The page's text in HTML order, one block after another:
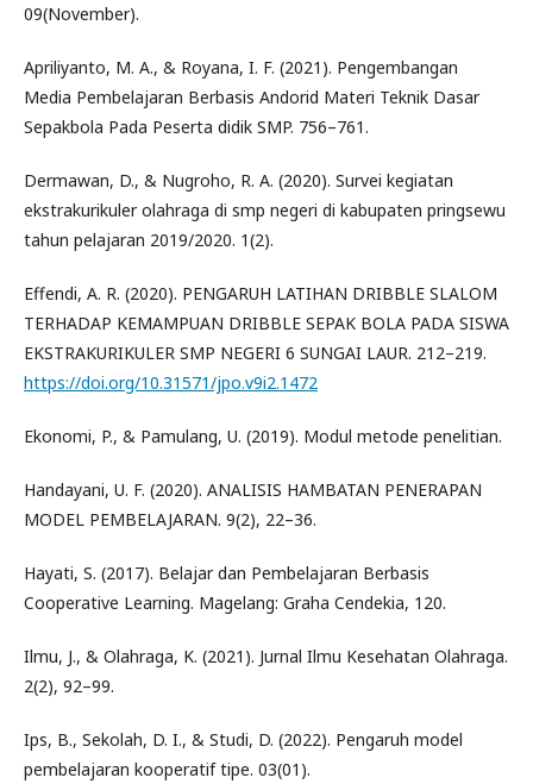
09(November).
Apriliyanto, M. A., & Royana, I. F. (2021). Pengembangan
Media Pembelajaran Berbasis Andorid Materi Teknik Dasar
Sepakbola Pada Peserta didik SMP. 756–761.
Dermawan, D., & Nugroho, R. A. (2020). Survei kegiatan
ekstrakurikuler olahraga di smp negeri di kabupaten pringsewu
tahun pelajaran 2019/2020. 1(2).
Effendi, A. R. (2020). PENGARUH LATIHAN DRIBBLE SLALOM
TERHADAP KEMAMPUAN DRIBBLE SEPAK BOLA PADA SISWA
EKSTRAKURIKULER SMP NEGERI 6 SUNGAI LAUR. 212–219.
https://doi.org/10.31571/jpo.v9i2.1472
Ekonomi, P., & Pamulang, U. (2019). Modul metode penelitian.
Handayani, U. F. (2020). ANALISIS HAMBATAN PENERAPAN
MODEL PEMBELAJARAN. 9(2), 22–36.
Hayati, S. (2017). Belajar dan Pembelajaran Berbasis
Cooperative Learning. Magelang: Graha Cendekia, 120.
Ilmu, J., & Olahraga, K. (2021). Jurnal Ilmu Kesehatan Olahraga.
2(2), 92–99.
Ips, B., Sekolah, D. I., & Studi, D. (2022). Pengaruh model
pembelajaran kooperatif tipe. 03(01).